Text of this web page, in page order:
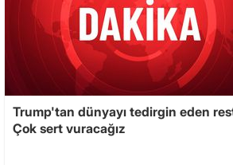
Trump'tan dünyayı tedirgin eden
Çok sert vuracağız